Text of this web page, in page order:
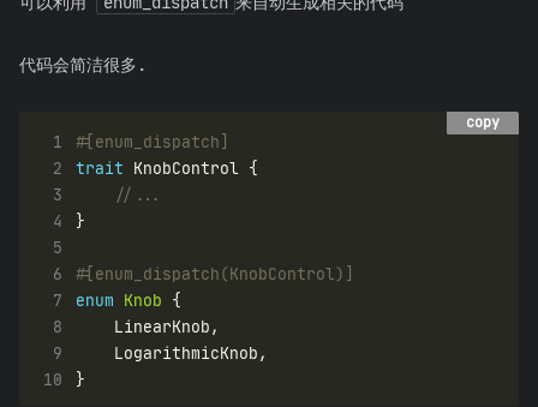
代码会简洁很多.
copy
copy
1
#[enum_dispatch]
2
trait
3
4
5
6
#[enum_dispatch(KnobControl)]
7
enum Knob
8
9
10